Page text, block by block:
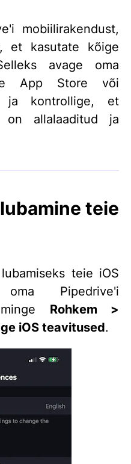
mobiilirakendust,
et kasutate kõige
avage oma
App Store või
ja kontrollige, et
on allalaaditud ja
teie
teie iOS
Pipedrive'i
Rohkem >
iOS teavitused.